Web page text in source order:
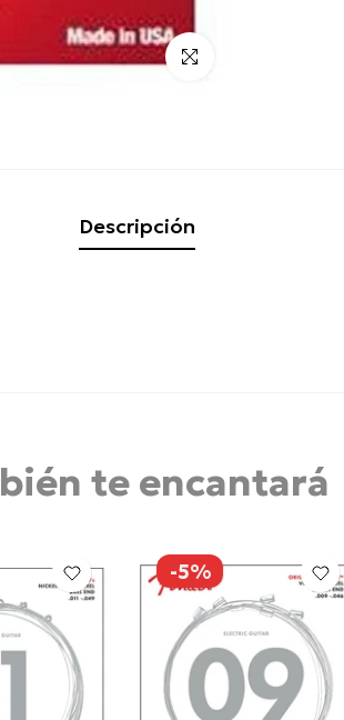
Click para alargar
Descripción
te encantará
-5%